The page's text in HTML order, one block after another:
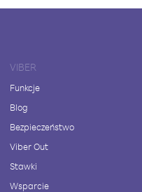
VIBER
Funkcje
Blog
Bezpieczeństwo
Viber Out
Stawki
Wsparcie